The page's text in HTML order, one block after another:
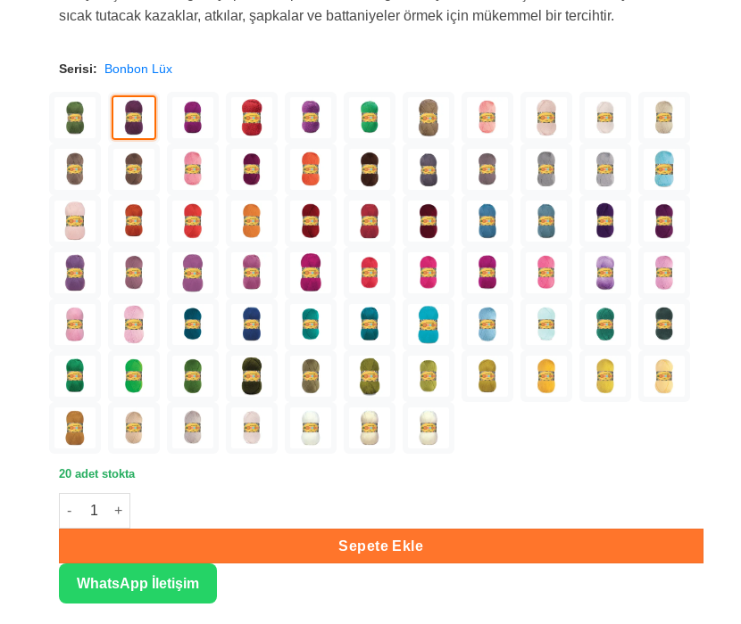
sıcak tutacak kazaklar, atkılar, şapkalar ve battaniyeler örmek için mükemmel bir tercihtir.
Serisi: Bonbon Lüx
20 adet stokta
Nako Bonbon Lüx Mürdüm Örgü İpliği 98684 adet
Sepete Ekle
WhatsApp İletişim